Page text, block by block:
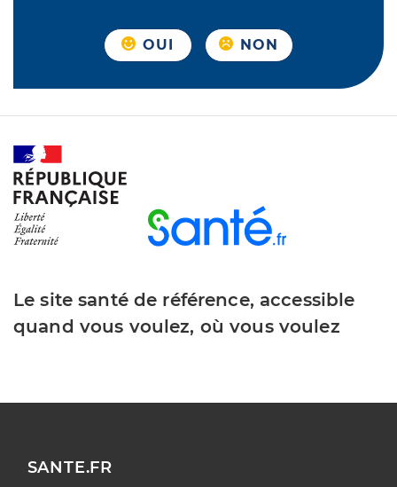
OUI NON
Le site santé de référence, accessible
quand vous voulez, où vous voulez
SANTE.FR